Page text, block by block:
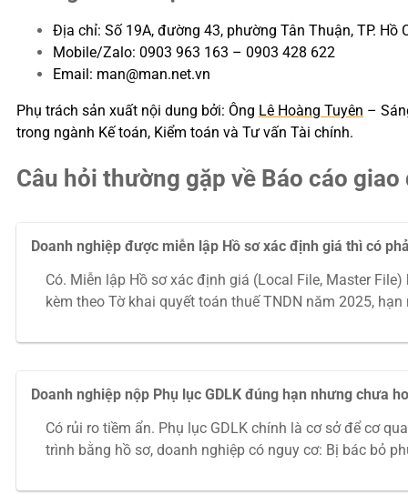
Địa chỉ: Số 19A, đường 43, phường Tân Thuận, TP. Hồ
Mobile/Zalo: 0903 963 163 – 0903 428 622
Email: man@man.net.vn
Phụ trách sản xuất nội dung bởi: Ông Lê Hoàng Tuyên –
trong ngành Kế toán, Kiểm toán và Tư vấn Tài chính.
Câu hỏi thường gặp về Báo cáo
Doanh nghiệp được miễn lập Hồ sơ xác định giá thì có
Có. Miễn lập Hồ sơ xác định giá (Local File, Master
kèm theo Tờ khai quyết toán thuế TNDN năm 2025,
Doanh nghiệp nộp Phụ lục GDLK đúng hạn nhưng chưa
Có rủi ro tiềm ẩn. Phụ lục GDLK chính là cơ sở để cơ
trình bằng hồ sơ, doanh nghiệp có nguy cơ: Bị bác bỏ